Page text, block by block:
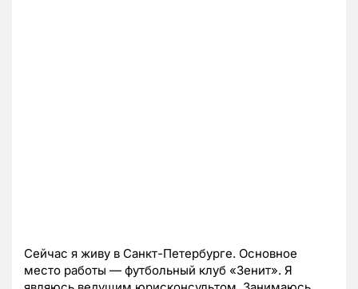
Сейчас я живу в Санкт-Петербурге. Основное
место работы — футбольный клуб «Зенит». Я